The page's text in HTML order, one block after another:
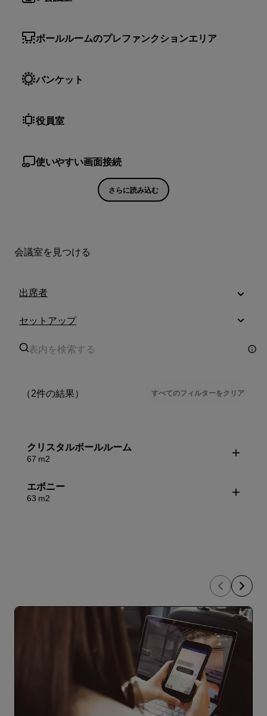
ボールルームのプレファンクションエリア
バンケット
役員室
使いやすい画面接続
さらに読み込む
会議室を見つける
出席者
セットアップ
（2件の結果） すべてのフィルターをクリア
クリスタルボールルーム
67 m2
エボニー
63 m2